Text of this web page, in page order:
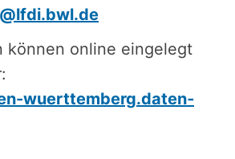
können online eingelegt
wuert­tem­berg.daten­